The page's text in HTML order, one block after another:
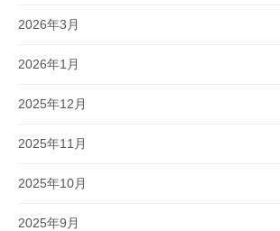
2026年3月
2026年1月
2025年12月
2025年11月
2025年10月
2025年9月